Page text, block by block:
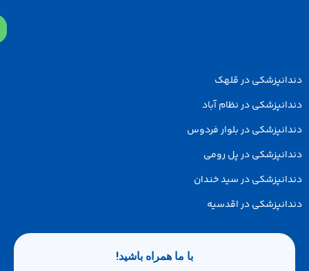
در قلهک
در نظام آباد
در بلوار فردوس
در پل رومی
در سید خندان
در اقدسیه
با ما همراه باشید!